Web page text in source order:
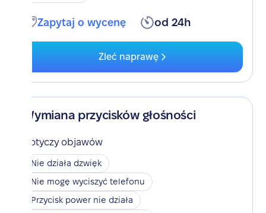
Zapytaj o wycenę od 24h
Zleć naprawę
Wymiana przycisków głośności
Dotyczy objawów
Nie działa dzwięk
Nie mogę wyciszyć telefonu
Przycisk power nie działa